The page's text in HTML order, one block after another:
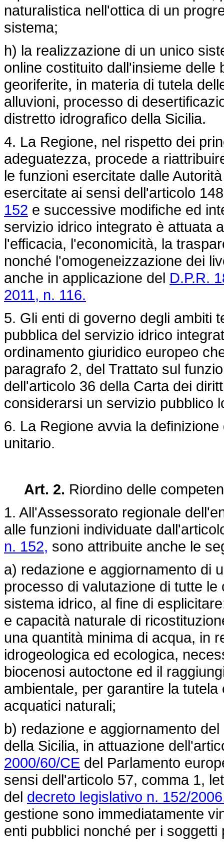
naturalistica nell'ottica di un
sistema;
h) la realizzazione di un unico
online costituito dall'insieme
georiferite, in materia di tutela
alluvioni, processo di
distretto idrografico della Sicilia.
4. La Regione, nel rispetto dei
adeguatezza, procede a
le funzioni esercitate dalle
esercitate ai sensi dell'articolo
152 e successive modifiche ed
servizio idrico integrato è attuata
l'efficacia, l'economicità, la
nonché l'omogeneizzazione dei
anche in applicazione del D.P.R.
2011, n. 116.
5. Gli enti di governo degli ambiti
pubblica del servizio idrico
ordinamento giuridico europeo
paragrafo 2, del Trattato sul
dell'articolo 36 della Carta dei
considerarsi un servizio pubblico
6. La Regione avvia la
unitario.
Art. 2. Riordino delle
1. All'Assessorato regionale
alle funzioni individuate
n. 152, sono attribuite anche le
a) redazione e aggiornamento di
processo di valutazione di tutte
sistema idrico, al fine di
e capacità naturale di
una quantità minima di acqua, in
idrogeologica ed ecologica,
biocenosi autoctone ed il
ambientale, per garantire la
acquatici naturali;
b) redazione e aggiornamento
della Sicilia, in attuazione
2000/60/CE del Parlamento
sensi dell'articolo 57, comma 1,
del decreto legislativo n. 152/
gestione sono immediatamente
enti pubblici nonché per i soggetti